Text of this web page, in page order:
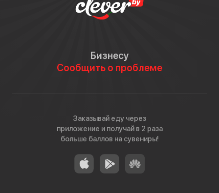
Бизнесу
Сообщить о проблеме
Заказывай еду через
приложение и получай в 2 раза
больше баллов на сувениры!